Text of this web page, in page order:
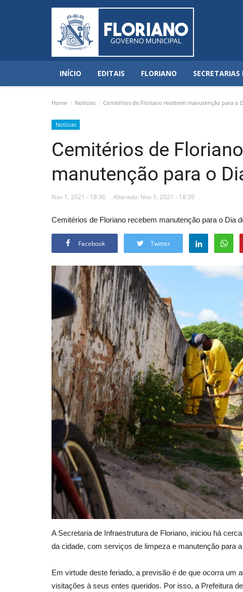
INÍCIO EDITAIS FLORIANO SECRETARIAS
Home Notícias Cemitérios de Floriano recebem manutenção para o
Notícias
Cemitérios de
manutenção para o
Nov 1, 2021 - 18:36 Alterado: Nov 1, 2021 - 18:39
Cemitérios de Floriano recebem manutenção para o Dia
Facebook Twitter
A Secretaria de Infraestrutura de Floriano, iniciou há
da cidade, com serviços de limpeza e manutenção para
Em virtude deste feriado, a previsão é de que ocorra um
visitações à seus entes queridos. Por isso, a Prefeitura